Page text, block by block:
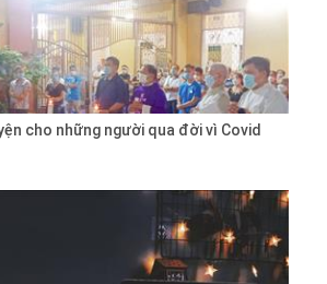
cho những người qua đời vì Covid